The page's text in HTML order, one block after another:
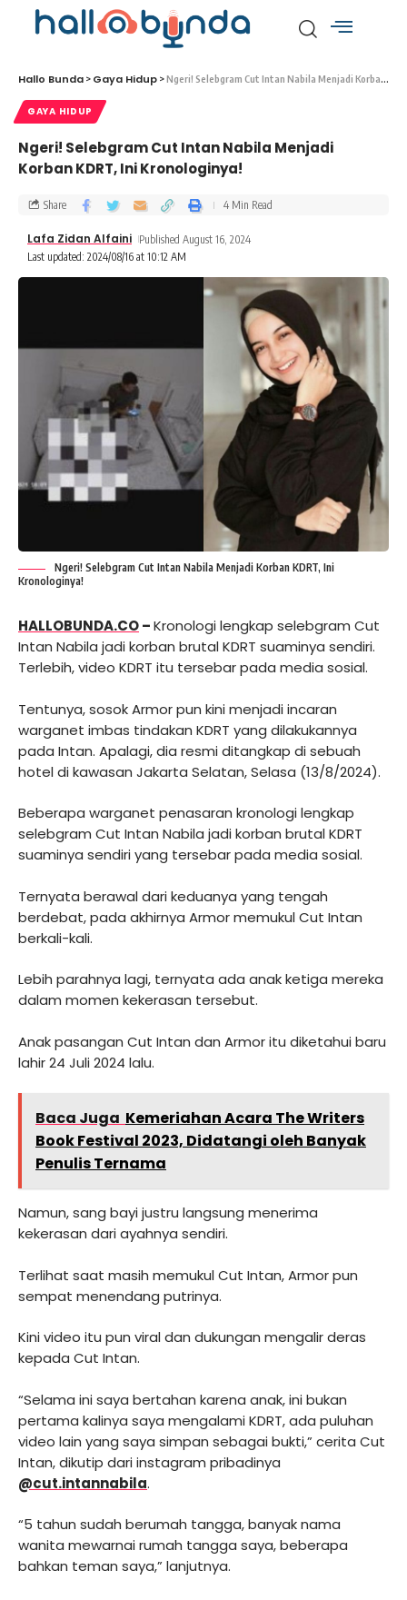
Hallo Bunda > Gaya Hidup >Ngeri! Selebgram Cut Intan Nabila Menjadi Korban KDRT, Ini Kronologinya!
GAYA HIDUP
Ngeri! Selebgram Cut Intan Nabila Menjadi
Korban KDRT, Ini Kronologinya!
Last updated: 2024/08/16 at 10:12 AM
Lafa Zidan Alfaini Published August 16, 2024
Share 4 Min Read
Ngeri! Selebgram Cut Intan Nabila Menjadi Korban KDRT, Ini
Kronologinya!
HALLOBUNDA.CO–Kronologi lengkap selebgram Cut
Intan Nabila jadi korban brutal KDRT suaminya sendiri.
Terlebih, video KDRT itu tersebar pada media sosial.
Tentunya, sosok Armor pun kini menjadi incaran
warganet imbas tindakan KDRT yang dilakukannya
pada Intan. Apalagi, dia resmi ditangkap di sebuah
hotel di kawasan Jakarta Selatan, Selasa (13/8/2024).
Beberapa warganet penasaran kronologi lengkap
selebgram Cut Intan Nabila jadi korban brutal KDRT
suaminya sendiri yang tersebar pada media sosial.
Ternyata berawal dari keduanya yang tengah
berdebat, pada akhirnya Armor memukul Cut Intan
berkali-kali.
Lebih parahnya lagi, ternyata ada anak ketiga mereka
dalam momen kekerasan tersebut.
Anak pasangan Cut Intan dan Armor itu diketahui baru
lahir 24 Juli 2024 lalu.
Baca Juga Kemeriahan Acara The Writers
Book Festival 2023, Didatangi oleh Banyak
Penulis Ternama
Namun, sang bayi justru langsung menerima
kekerasan dari ayahnya sendiri.
Terlihat saat masih memukul Cut Intan, Armor pun
sempat menendang putrinya.
Kini video itu pun viral dan dukungan mengalir deras
kepada Cut Intan.
“Selama ini saya bertahan karena anak, ini bukan
pertama kalinya saya mengalami KDRT, ada puluhan
video lain yang saya simpan sebagai bukti,” cerita Cut
Intan, dikutip dari instagram pribadinya
@cut.intannabila.
“5 tahun sudah berumah tangga, banyak nama
wanita mewarnai rumah tangga saya, beberapa
bahkan teman saya,” lanjutnya.